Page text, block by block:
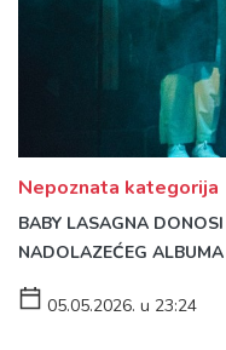
Nepoznata kategorija
BABY LASAGNA
NADOLAZEĆEG ALBUMA
05.05.2026. u 23:24